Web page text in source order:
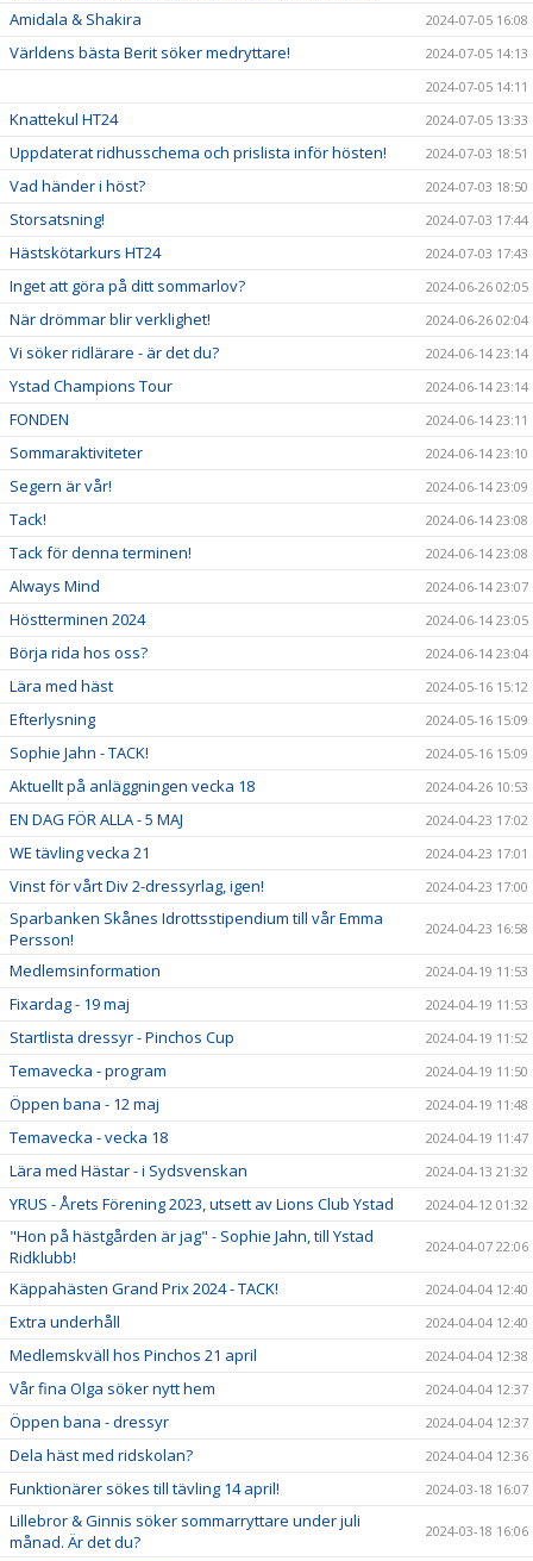
Amidala & Shakira 2024-07-05 16:08
Världens bästa Berit söker medryttare!
2024-07-05 14:13
2024-07-05 14:11
Knattekul HT24 2024-07-05 13:33
Uppdaterat ridhusschema och prislista inför hösten! 2024-07-03 18:51
Vad händer i höst? 2024-07-03 18:50
Storsatsning! 2024-07-03 17:44
Hästskötarkurs HT24 2024-07-03 17:43
Inget att göra på ditt sommarlov? 2024-06-26 02:05
När drömmar blir verklighet! 2024-06-26 02:04
Vi söker ridlärare - är det du? 2024-06-14 23:14
Ystad Champions Tour 2024-06-14 23:14
FONDEN 2024-06-14 23:11
Sommaraktiviteter 2024-06-14 23:10
Segern är vår! 2024-06-14 23:09
Tack! 2024-06-14 23:08
Tack för denna terminen! 2024-06-14 23:08
Always Mind 2024-06-14 23:07
Höstterminen 2024 2024-06-14 23:05
Börja rida hos oss? 2024-06-14 23:04
Lära med häst 2024-05-16 15:12
Efterlysning 2024-05-16 15:09
Sophie Jahn - TACK! 2024-05-16 15:09
Aktuellt på anläggningen vecka 18 2024-04-26 10:53
EN DAG FÖR ALLA - 5 MAJ 2024-04-23 17:02
WE tävling vecka 21 2024-04-23 17:01
Vinst för vårt Div 2-dressyrlag, igen! 2024-04-23 17:00
Sparbanken Skånes Idrottsstipendium till vår Emma
Persson!
2024-04-23 16:58
Medlemsinformation 2024-04-19 11:53
Fixardag - 19 maj 2024-04-19 11:53
Startlista dressyr - Pinchos Cup 2024-04-19 11:52
Temavecka - program 2024-04-19 11:50
Öppen bana - 12 maj 2024-04-19 11:48
Temavecka - vecka 18 2024-04-19 11:47
Lära med Hästar - i Sydsvenskan 2024-04-13 21:32
YRUS - Årets Förening 2023, utsett av Lions Club Ystad 2024-04-12 01:32
"Hon på hästgården är jag" - Sophie Jahn, till Ystad
Ridklubb!
2024-04-07 22:06
Käppahästen Grand Prix 2024 - TACK! 2024-04-04 12:40
Extra underhåll 2024-04-04 12:40
Medlemskväll hos Pinchos 21 april 2024-04-04 12:38
Vår fina Olga söker nytt hem 2024-04-04 12:37
Öppen bana - dressyr 2024-04-04 12:37
Dela häst med ridskolan? 2024-04-04 12:36
Funktionärer sökes till tävling 14 april! 2024-03-18 16:07
Lillebror & Ginnis söker sommarryttare under juli
månad. Är det du?
2024-03-18 16:06